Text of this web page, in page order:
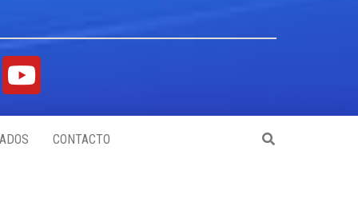
CONTACTO